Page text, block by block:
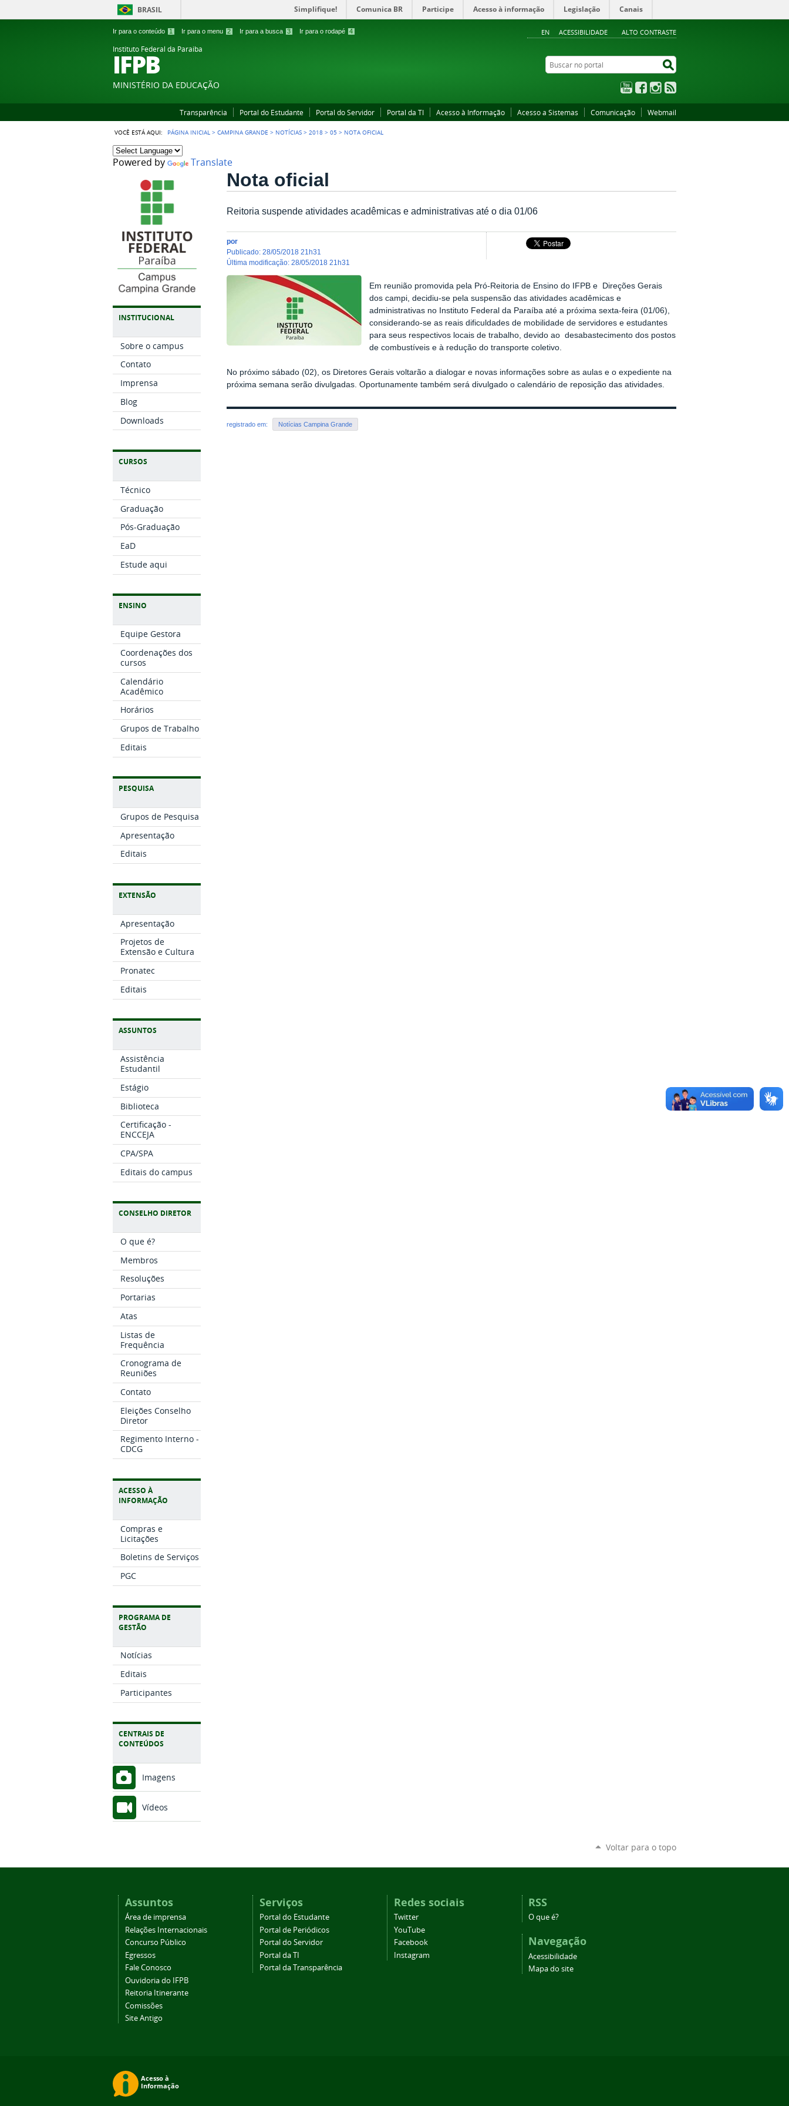
BRASIL Simplifique! Comunica BR Participe Acesso à informação Legislação Canais
Ir para o conteúdo 1 Ir para o menu 2 Ir para a busca 3 Ir para o rodapé 4 EN ACESSIBILIDADE ALTO CONTRASTE
Instituto Federal da Paraiba
IFPB
MINISTÉRIO DA EDUCAÇÃO
Buscar no portal
YouTubeFacebookInstagram
Transparência Portal do Estudante Portal do Servidor Portal da TI Acesso à Informação Acesso a Sistemas Comunicação Webmail
VOCÊ ESTÁ AQUI: PÁGINA INICIAL >CAMPINA GRANDE > NOTÍCIAS >2018 >05 > NOTA OFICIAL
Powered by Translate
INSTITUCIONAL
Sobre o campus
Contato
Imprensa
Blog
Downloads
CURSOS
Técnico
Graduação
Pós-Graduação
EaD
Estude aqui
ENSINO
Equipe Gestora
Coordenações dos
cursos
Calendário
Acadêmico
Horários
Grupos de Trabalho
Editais
PESQUISA
Grupos de Pesquisa
Apresentação
Editais
EXTENSÃO
Apresentação
Projetos de
Extensão e Cultura
Pronatec
Editais
ASSUNTOS
Assistência
Estudantil
Estágio
Biblioteca
Certificação -
ENCCEJA
CPA/SPA
Editais do campus
CONSELHO DIRETOR
O que é?
Membros
Resoluções
Portarias
Atas
Listas de
Frequência
Cronograma de
Reuniões
Contato
Eleições Conselho
Diretor
Regimento Interno -
CDCG
ACESSO À
INFORMAÇÃO
Compras e
Licitações
Boletins de Serviços
PGC
PROGRAMA DE
GESTÃO
Notícias
Editais
Participantes
CENTRAIS DE
CONTEÚDOS
Imagens
Vídeos
Nota oficial
Reitoria suspende atividades acadêmicas e administrativas até o dia 01/06
por
publicado:28/05/2018 21h31
última modificação:28/05/2018 21h31
Em reunião promovida pela Pró-Reitoria de Ensino do IFPB e Direções Gerais
dos campi, decidiu-se pela suspensão das atividades acadêmicas e
administrativas no Instituto Federal da Paraíba até a próxima sexta-feira (01/06),
considerando-se as reais dificuldades de mobilidade de servidores e estudantes
para seus respectivos locais de trabalho, devido ao desabastecimento dos postos
de combustíveis e à redução do transporte coletivo.
No próximo sábado (02), os Diretores Gerais voltarão a dialogar e novas informações sobre as aulas e o expediente na
próxima semana serão divulgadas. Oportunamente também será divulgado o calendário de reposição das atividades.
registrado em: Notícias Campina Grande
Voltar para o topo
Assuntos
Área de imprensa
Relações Internacionais
Concurso Público
Egressos
Fale Conosco
Ouvidoria do IFPB
Reitoria Itinerante
Comissões
Site Antigo
Serviços
Portal do Estudante
Portal de Periódicos
Portal do Servidor
Portal da TI
Portal da Transparência
Redes sociais
Twitter
YouTube
Facebook
Instagram
RSS
O que é?
Navegação
Acessibilidade
Mapa do site